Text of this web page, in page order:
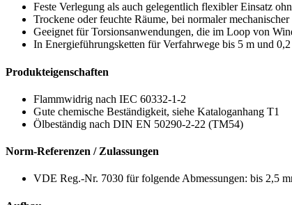
Feste Verlegung als auch gelegentlich flexibler Einsatz
Trockene oder feuchte Räume, bei normaler
Geeignet für Torsionsanwendungen, die im Loop von
In Energieführungsketten für Verfahrwege bis 5 m und
Produkteigenschaften
Flammwidrig nach IEC 60332-1-2
Gute chemische Beständigkeit, siehe Kataloganhang T1
Ölbeständig nach DIN EN 50290-2-22 (TM54)
Norm-Referenzen / Zulassungen
VDE Reg.-Nr. 7030 für folgende Abmessungen: bis 2,5